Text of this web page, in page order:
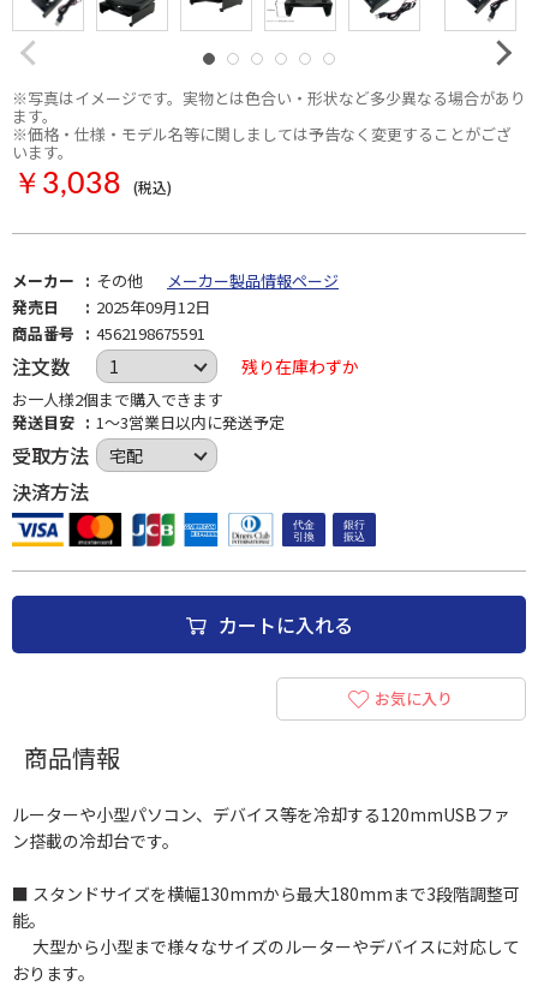
※写真はイメージです。実物とは色合い・形状など多少異なる場合があり
ます。
※価格・仕様・モデル名等に関しましては予告なく変更することがござ
います。
￥3,038 (税込)
メーカー その他
メーカー製品情報ページ
発売日
2025年09月12日
商品番号
4562198675591
注文数 残り在庫わずか
お一人様2個まで購入できます
発送目安
1～3営業日以内に発送予定
受取方法
決済方法
カートに入れる
お気に入り
商品情報
ルーターや小型パソコン、デバイス等を冷却する120mmUSBファ
ン搭載の冷却台です。
■ スタンドサイズを横幅130mmから最大180mmまで3段階調整可
能。
大型から小型まで様々なサイズのルーターやデバイスに対応して
おります。